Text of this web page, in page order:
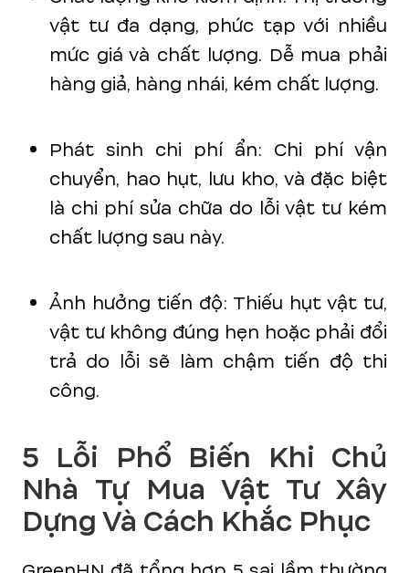
vật tư đa dạng, phức tạp với nhiều
mức giá và chất lượng. Dễ mua phải
hàng giả, hàng nhái, kém chất lượng.
Phát sinh chi phí ẩn: Chi phí vận
chuyển, hao hụt, lưu kho, và đặc biệt
là chi phí sửa chữa do lỗi vật tư kém
chất lượng sau này.
Ảnh hưởng tiến độ: Thiếu hụt vật tư,
vật tư không đúng hẹn hoặc phải đổi
trả do lỗi sẽ làm chậm tiến độ thi
công.
5 Lỗi Phổ Biến Khi Chủ
Nhà Tự Mua Vật Tư Xây
Dựng Và Cách Khắc Phục